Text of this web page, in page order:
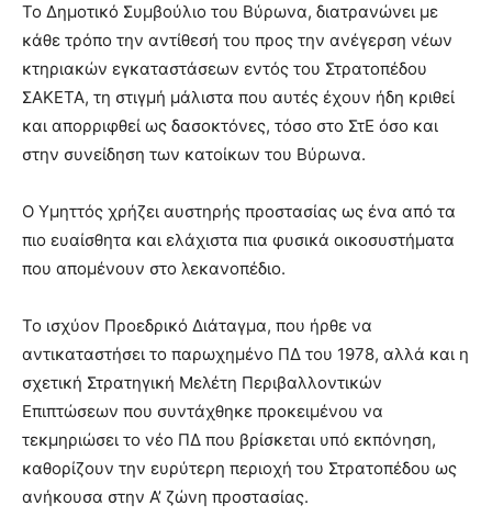
Το Δημοτικό Συμβούλιο του Βύρωνα, διατρανώνει με
κάθε τρόπο την αντίθεσή του προς την ανέγερση νέων
κτηριακών εγκαταστάσεων εντός του Στρατοπέδου
ΣΑΚΕΤΑ, τη στιγμή μάλιστα που αυτές έχουν ήδη κριθεί
και απορριφθεί ως δασοκτόνες, τόσο στο ΣτΕ όσο και
στην συνείδηση των κατοίκων του Βύρωνα.
Ο Υμηττός χρήζει αυστηρής προστασίας ως ένα από τα
πιο ευαίσθητα και ελάχιστα πια φυσικά οικοσυστήματα
που απομένουν στο λεκανοπέδιο.
Το ισχύον Προεδρικό Διάταγμα, που ήρθε να
αντικαταστήσει το παρωχημένο ΠΔ του 1978, αλλά και η
σχετική Στρατηγική Μελέτη Περιβαλλοντικών
Επιπτώσεων που συντάχθηκε προκειμένου να
τεκμηριώσει το νέο ΠΔ που βρίσκεται υπό εκπόνηση,
καθορίζουν την ευρύτερη περιοχή του Στρατοπέδου ως
ανήκουσα στην Α’ ζώνη προστασίας.